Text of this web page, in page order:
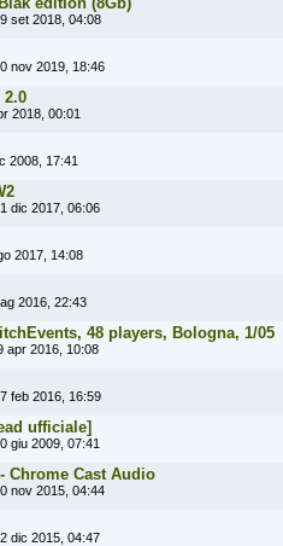
set 2018, 04:08
nov 2019, 18:46
2.0
2018, 00:01
2008, 17:41
dic 2017, 06:06
2017, 14:08
2016, 22:43
48 players, Bologna, 1/05
apr 2016, 10:08
feb 2016, 16:59
ufficiale]
giu 2009, 07:41
Chrome Cast Audio
nov 2015, 04:44
dic 2015, 04:47